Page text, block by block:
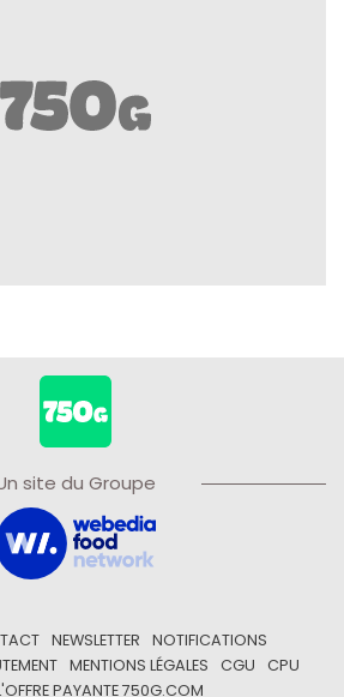
site du Groupe
NEWSLETTER
NOTIFICATIONS
MENTIONS LÉGALES CGU
CPU
PAYANTE 750G.COM